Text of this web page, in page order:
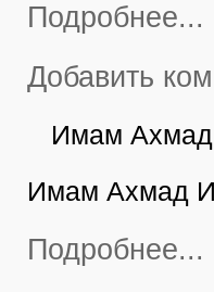
Подробнее...
Добавить
Имам Ахмад
Имам Ахмад
Подробнее...